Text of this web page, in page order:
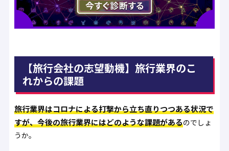
【旅行会社の志望動機】旅行業界のこ
れからの課題
旅行業界はコロナによる打撃から立ち直りつつある状況で
すが、今後の旅行業界にはどのような課題があるのでしょ
うか。